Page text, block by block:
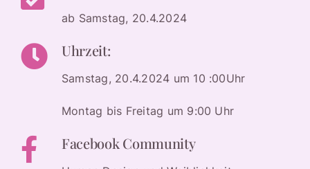
ab Samstag, 20.4.2024
Uhrzeit:
Samstag, 20.4.2024 um 10 :00Uhr
Montag bis Freitag um 9:00 Uhr
Facebook Community